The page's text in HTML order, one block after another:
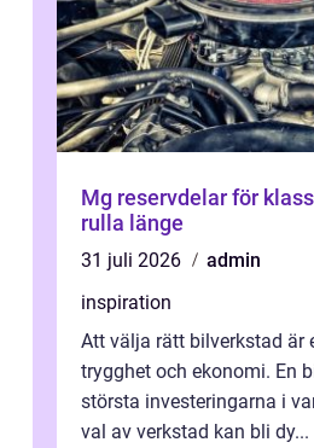
Mg reservdelar för
rulla länge
31 juli 2026
admin
inspiration
Att välja rätt bilverkstad är
trygghet och ekonomi. En
största investeringarna i
val av verkstad kan bli dy...